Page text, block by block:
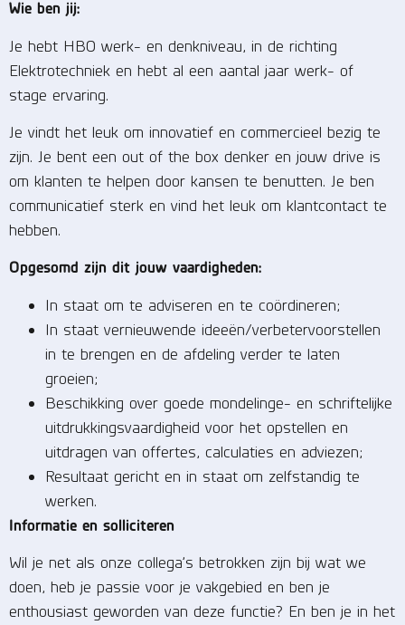
Wie ben jij:
Je hebt HBO werk- en denkniveau, in de richting
Elektrotechniek en hebt al een aantal jaar werk- of
stage ervaring.
Je vindt het leuk om innovatief en commercieel bezig te
zijn. Je bent een out of the box denker en jouw drive is
om klanten te helpen door kansen te benutten. Je ben
communicatief sterk en vind het leuk om klantcontact te
hebben.
Opgesomd zijn dit jouw vaardigheden:
In staat om te adviseren en te coördineren;
In staat vernieuwende ideeën/verbetervoorstellen
in te brengen en de afdeling verder te laten
groeien;
Beschikking over goede mondelinge- en schriftelijke
uitdrukkingsvaardigheid voor het opstellen en
uitdragen van offertes, calculaties en adviezen;
Resultaat gericht en in staat om zelfstandig te
werken.
Informatie en solliciteren
Wil je net als onze collega’s betrokken zijn bij wat we
doen, heb je passie voor je vakgebied en ben je
enthousiast geworden van deze functie? En ben je in het